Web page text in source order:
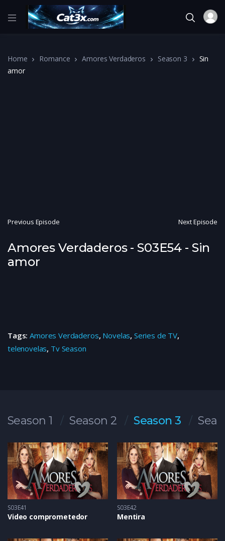
Home Romance Amores Verdaderos Season 3
Sin
amor
Previous Episode Next Episode
Amores Verdaderos - S03E54 - Sin
amor
Tags:Amores Verdaderos, Novelas, Series de TV,
telenovelas, Tv Season
Season 1 Season 2 Season 3
S03E41
Video comprometedor
S03E42
Mentira